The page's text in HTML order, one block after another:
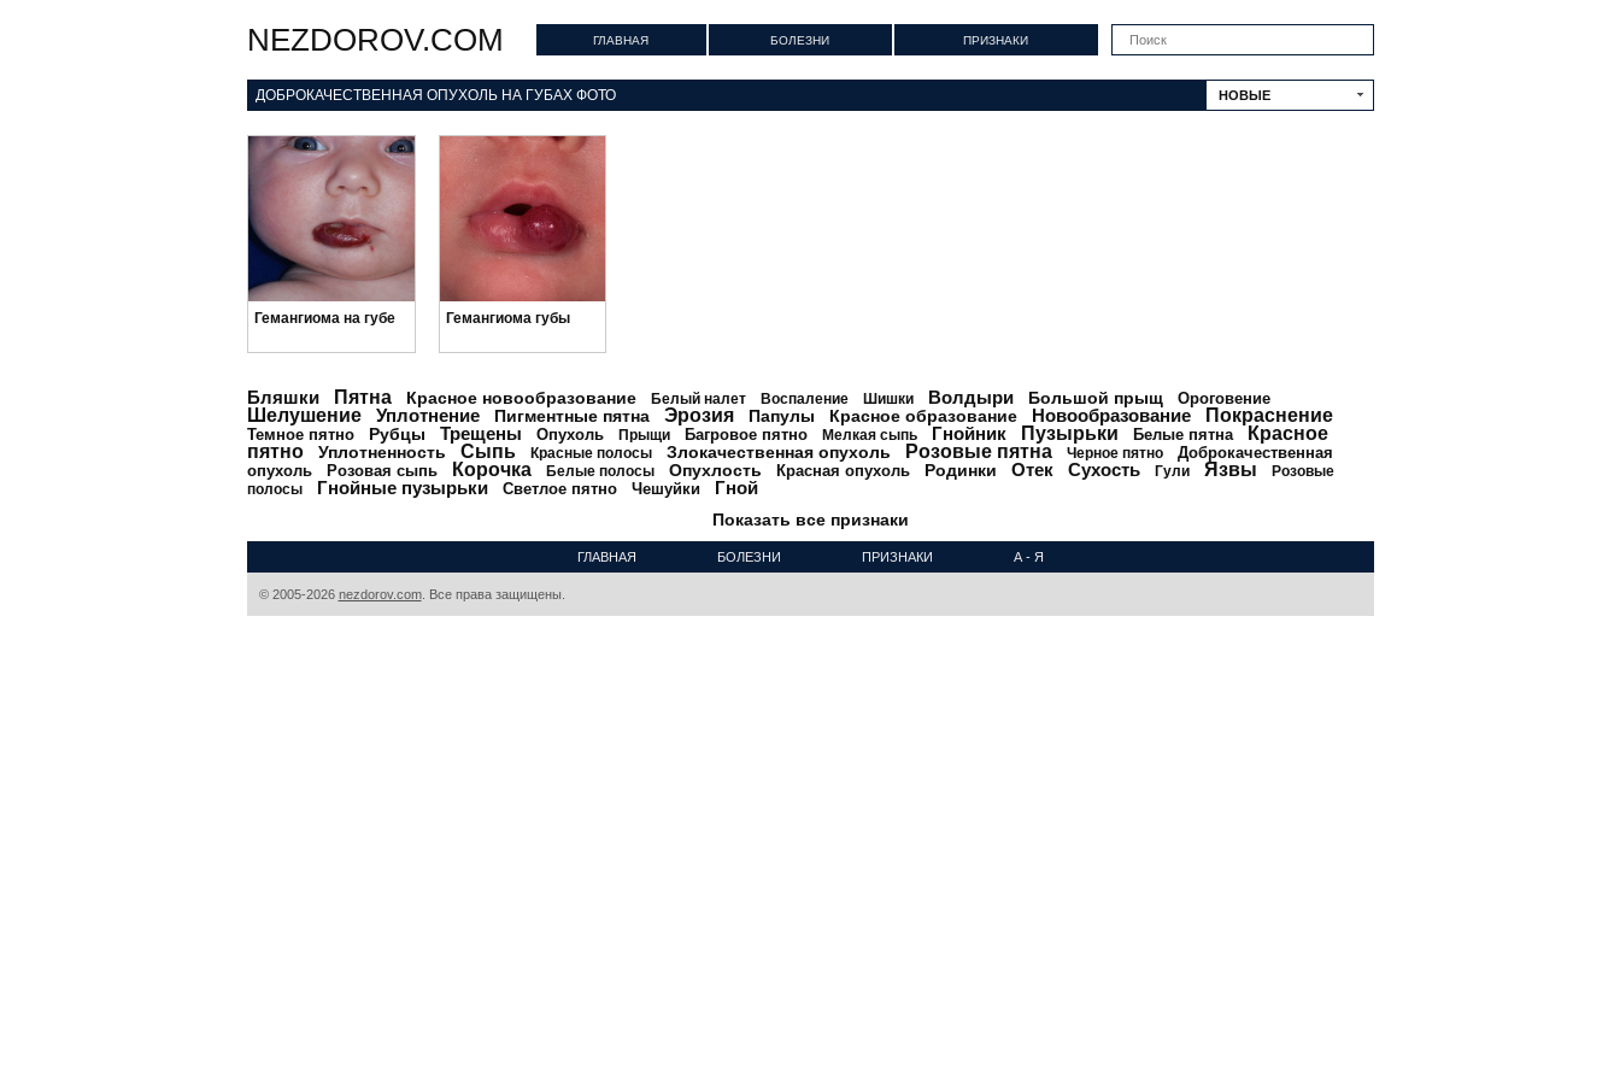
NEZDOROV.COM ГЛАВНАЯ БОЛЕЗНИ ПРИЗНАКИ
ДОБРОКАЧЕСТВЕННАЯ ОПУХОЛЬ НА ГУБАХ ФОТО НОВЫЕ
Гемангиома на губе Гемангиома губы
Бляшки Пятна Красное новообразование Белый налет Воспаление Шишки Волдыри Большой прыщ Ороговение
Шелушение Уплотнение Пигментные пятна Эрозия Папулы Красное образование Новообразование Покраснение
Темное пятно Рубцы Трещены Опухоль Прыщи Багровое пятно Мелкая сыпь Гнойник Пузырьки Белые пятна
Красное
пятно
Уплотненность Сыпь Красные полосы Злокачественная опухоль Розовые пятна Черное пятно
Доброкачественная
опухоль
Розовая сыпь Корочка Белые полосы Опухлость Красная опухоль Родинки Отек Сухость Гули Язвы
Розовые
полосы
Гнойные пузырьки Светлое пятно Чешуйки Гной
Показать все признаки
ГЛАВНАЯ БОЛЕЗНИ ПРИЗНАКИ А - Я
© 2005-2026 nezdorov.com. Все права защищены.